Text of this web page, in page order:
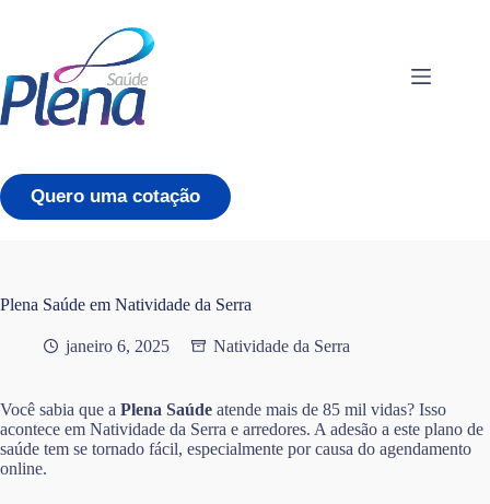
conteúdo
Quero uma cotação
Plena Saúde em Natividade da Serra
janeiro 6, 2025 Natividade da Serra
Você sabia que a Plena Saúde atende mais de 85 mil vidas? Isso
acontece em Natividade da Serra e arredores. A adesão a este plano de
saúde tem se tornado fácil, especialmente por causa do agendamento
online.